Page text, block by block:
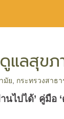
แลสุข
มัย กระทรวงสาธ
นไปได้’ คู่มือ ‘